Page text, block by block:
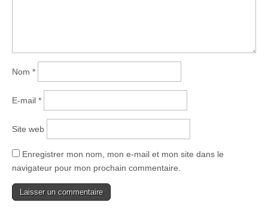
Nom *
E-mail *
Site web
Enregistrer mon nom, mon e-mail et mon site dans le
navigateur pour mon prochain commentaire.